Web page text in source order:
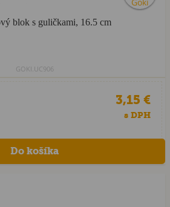
blok s guličkami, 16.5 cm
GOKI.UC906
3,15 €
s DPH